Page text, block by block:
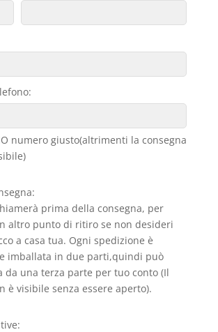
numero giusto(altrimenti la consegna
prima della consegna, per
altro punto di ritiro se non desideri
a casa tua. Ogni spedizione è
imballata in due parti,quindi può
da una terza parte per tuo conto (Il
è visibile senza essere aperto).